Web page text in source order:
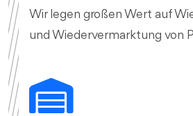
Wir legen großen Wert auf
und Wiedervermarktung von